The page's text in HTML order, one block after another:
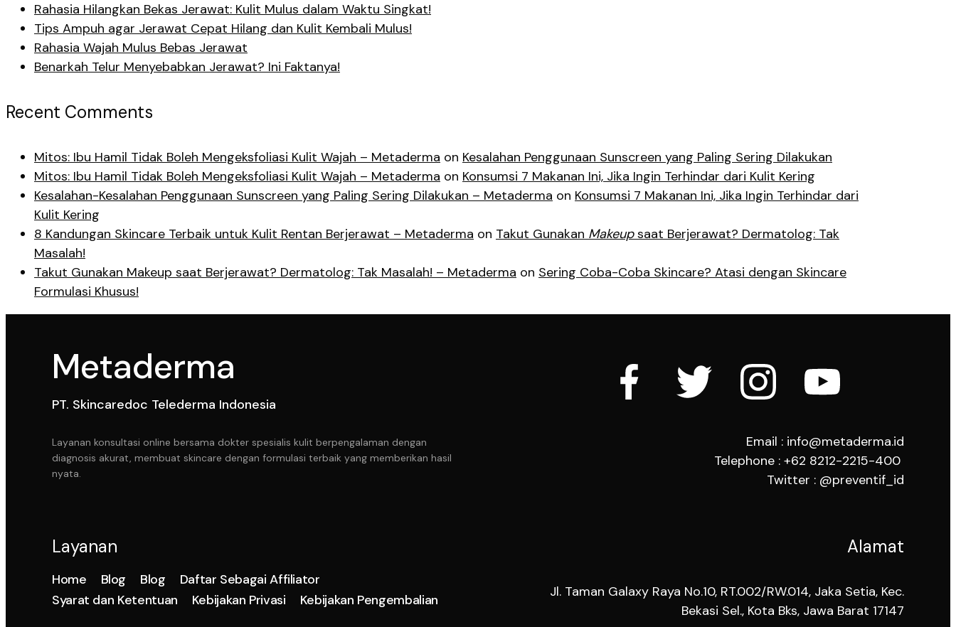
Rahasia Hilangkan Bekas Jerawat: Kulit Mulus dalam Waktu Singkat!
Tips Ampuh agar Jerawat Cepat Hilang dan Kulit Kembali Mulus!
Rahasia Wajah Mulus Bebas Jerawat
Benarkah Telur Menyebabkan Jerawat? Ini Faktanya!
Recent Comments
Mitos: Ibu Hamil Tidak Boleh Mengeksfoliasi Kulit Wajah – Metaderma on Kesalahan Penggunaan Sunscreen yang Paling Sering Dilakukan
Mitos: Ibu Hamil Tidak Boleh Mengeksfoliasi Kulit Wajah – Metaderma on Konsumsi 7 Makanan Ini, Jika Ingin Terhindar dari Kulit Kering
Kesalahan-Kesalahan Penggunaan Sunscreen yang Paling Sering Dilakukan – Metaderma on Konsumsi 7 Makanan Ini, Jika Ingin Terhindar dari
Kulit Kering
8 Kandungan Skincare Terbaik untuk Kulit Rentan Berjerawat – Metaderma on Takut Gunakan Makeupsaat Berjerawat? Dermatolog: Tak
Masalah!
Takut Gunakan Makeup saat Berjerawat? Dermatolog: Tak Masalah! – Metaderma on Sering Coba-Coba Skincare? Atasi dengan Skincare
Formulasi Khusus!
Metaderma
PT. Skincaredoc Telederma Indonesia
Layanan konsultasi online bersama dokter spesialis kulit berpengalaman dengan
diagnosis akurat, membuat skincare dengan formulasi terbaik yang memberikan hasil
nyata.
Email : info@metaderma.id
Telephone : +62 8212-2215-400
Twitter : @preventif_id
Layanan
Home Blog Blog
Daftar Sebagai Affiliator
Syarat dan Ketentuan
Kebijakan Privasi Kebijakan Pengembalian
Alamat
Jl. Taman Galaxy Raya No.10, RT.002/RW.014, Jaka Setia, Kec.
Bekasi Sel., Kota Bks, Jawa Barat 17147